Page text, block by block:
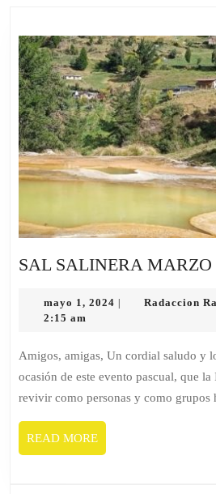
SAL SALINERA MARZO
mayo 1, 2024 mayo
| Radaccion
2:15 am
Amigos, amigas, Un cordial saludo y los mejores deseos en
ocasión de este evento pascual, que
revivir como personas y como grupos
READ MOREREAD
MORE